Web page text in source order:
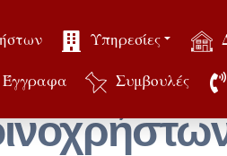
Υπηρεσίες
Έγγραφα
Συμβουλές